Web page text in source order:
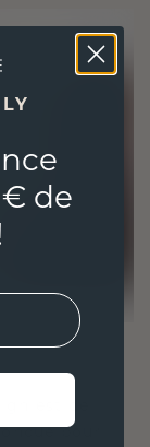
est de
pour
de